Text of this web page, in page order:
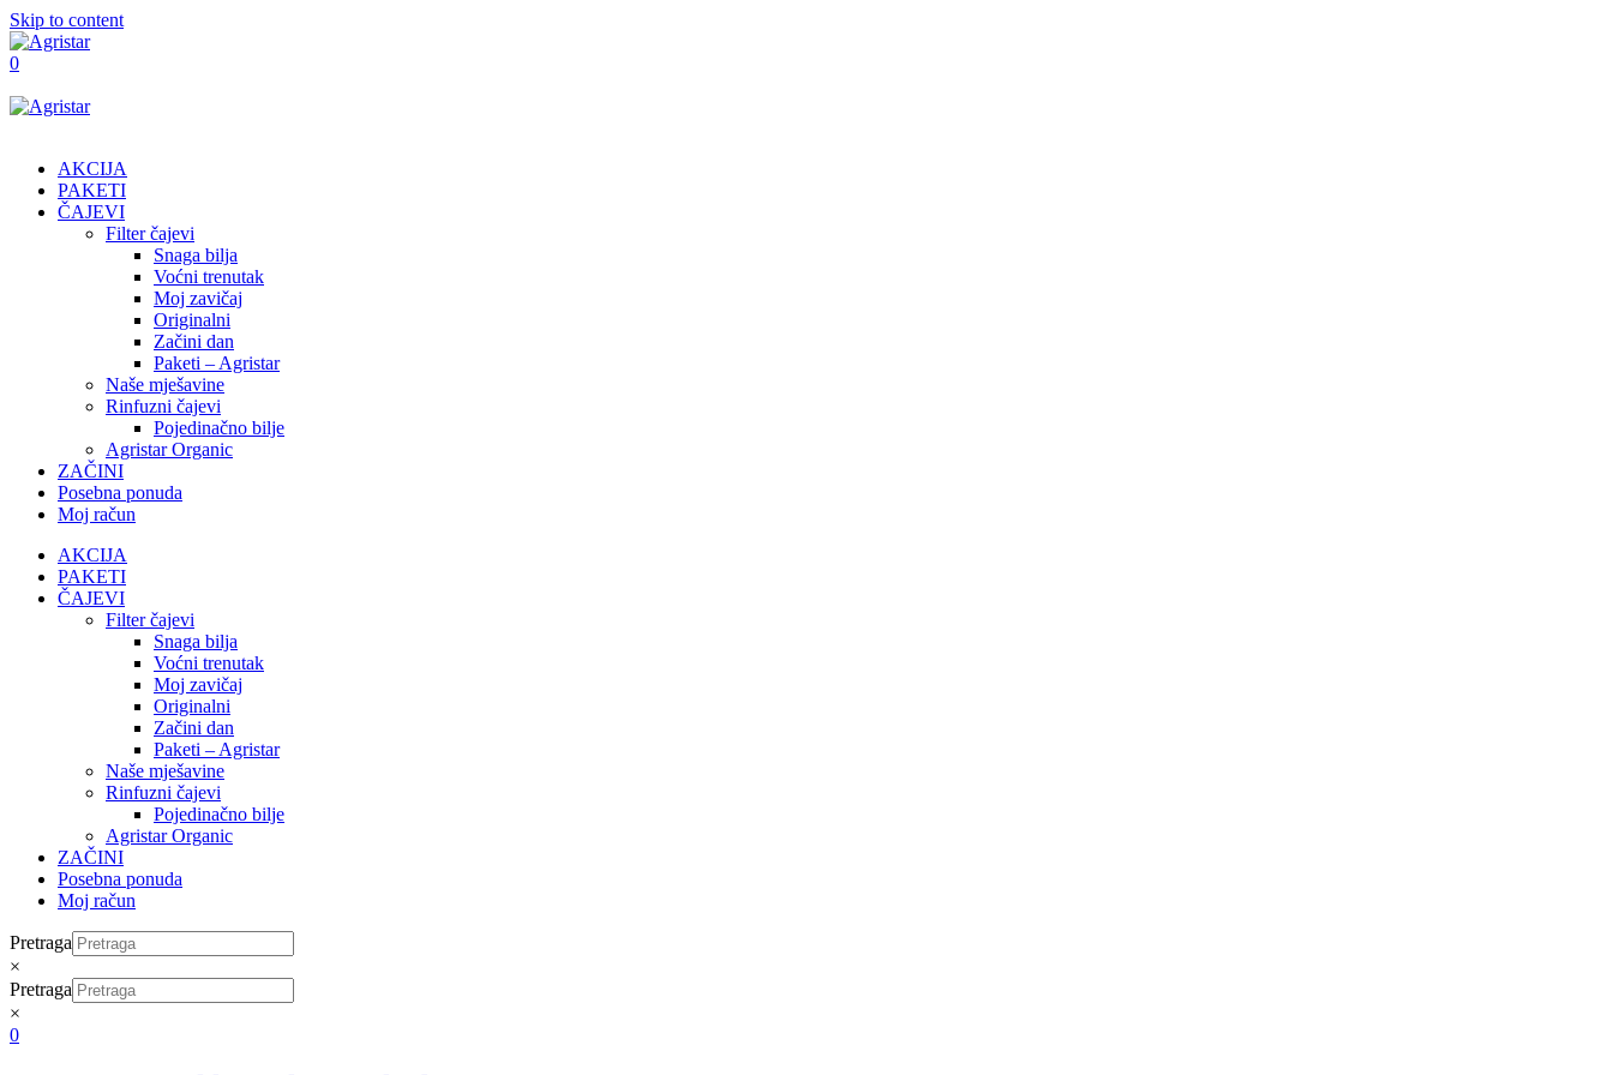
Skip to content
0
AKCIJA
PAKETI
ČAJEVI
Filter čajevi
Snaga bilja
Voćni trenutak
Moj zavičaj
Originalni
Začini dan
Paketi – Agristar
Naše mješavine
Rinfuzni čajevi
Pojedinačno bilje
Agristar Organic
ZAČINI
Posebna ponuda
Moj račun
AKCIJA
PAKETI
ČAJEVI
Filter čajevi
Snaga bilja
Voćni trenutak
Moj zavičaj
Originalni
Začini dan
Paketi – Agristar
Naše mješavine
Rinfuzni čajevi
Pojedinačno bilje
Agristar Organic
ZAČINI
Posebna ponuda
Moj račun
Pretraga
×
Pretraga
×
0